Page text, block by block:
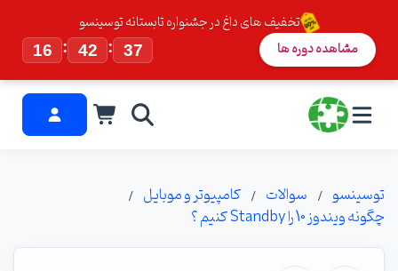
تخفیف های داغ در جشنواره تابستانه توسینسو
16
: 42 : 37 مشاهده دوره ها
توسینسو سوالات
کامپیوتر و موبایل
چگونه ویندوز 10 را Standby کنیم ؟